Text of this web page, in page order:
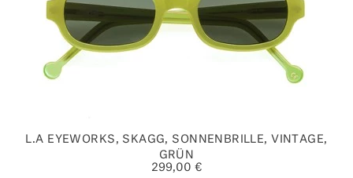
L.A EYEWORKS, SKAGG, SONNENBRILLE, VINTAGE,
GRÜN
299,00 €